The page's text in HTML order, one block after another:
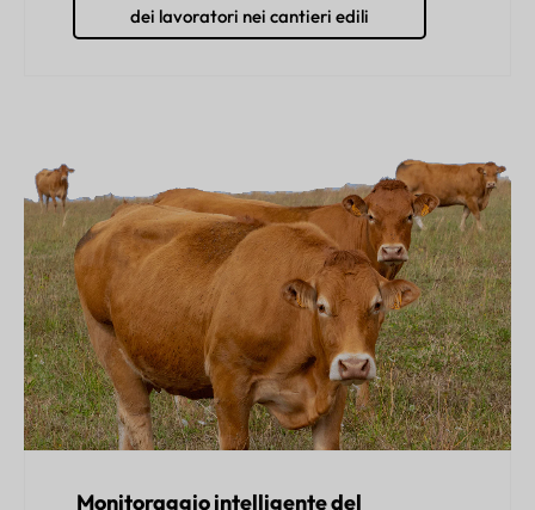
dei lavoratori nei cantieri edili
Monitoraggio intelligente del